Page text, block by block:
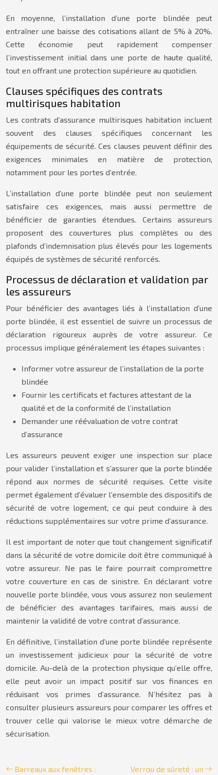
En moyenne, l’installation d’une porte blindée peut
entraîner une baisse des cotisations allant de 5% à 20%.
Cette économie peut rapidement compenser
l’investissement initial dans une porte de haute qualité,
tout en offrant une protection supérieure au quotidien.
Clauses spécifiques des contrats
multirisques habitation
Les contrats d’assurance multirisques habitation incluent
souvent des clauses spécifiques concernant les
équipements de sécurité. Ces clauses peuvent définir des
exigences minimales en matière de protection,
notamment pour les portes d’entrée.
L’installation d’une porte blindée peut non seulement
satisfaire ces exigences, mais aussi permettre de
bénéficier de garanties étendues. Certains assureurs
proposent des couvertures plus complètes ou des
plafonds d’indemnisation plus élevés pour les logements
équipés de systèmes de sécurité renforcés.
Processus de déclaration et validation par
les assureurs
Pour bénéficier des avantages liés à l’installation d’une
porte blindée, il est essentiel de suivre un processus de
déclaration rigoureux auprès de votre assureur. Ce
processus implique généralement les étapes suivantes :
Informer votre assureur de l’installation de la porte
blindée
Fournir les certificats et factures attestant de la
qualité et de la conformité de l’installation
Demander une réévaluation de votre contrat
d’assurance
Les assureurs peuvent exiger une inspection sur place
pour valider l’installation et s’assurer que la porte blindée
répond aux normes de sécurité requises. Cette visite
permet également d’évaluer l’ensemble des dispositifs de
sécurité de votre logement, ce qui peut conduire à des
réductions supplémentaires sur votre prime d’assurance.
Il est important de noter que tout changement significatif
dans la sécurité de votre domicile doit être communiqué à
votre assureur. Ne pas le faire pourrait compromettre
votre couverture en cas de sinistre. En déclarant votre
nouvelle porte blindée, vous vous assurez non seulement
de bénéficier des avantages tarifaires, mais aussi de
maintenir la validité de votre contrat d’assurance.
En définitive, l’installation d’une porte blindée représente
un investissement judicieux pour la sécurité de votre
domicile. Au-delà de la protection physique qu’elle offre,
elle peut avoir un impact positif sur vos finances en
réduisant vos primes d’assurance. N’hésitez pas à
consulter plusieurs assureurs pour comparer les offres et
trouver celle qui valorise le mieux votre démarche de
sécurisation.
Barreaux aux fenêtres :
Verrou de sûreté : un